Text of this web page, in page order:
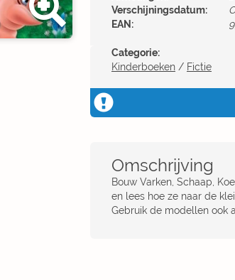
Verschijningsdatum:
EAN:
Categorie:
Kinderboeken / Fictie
Omschrijving
Bouw Varken, Schaap,
en lees hoe ze naar de
Gebruik de modellen ook